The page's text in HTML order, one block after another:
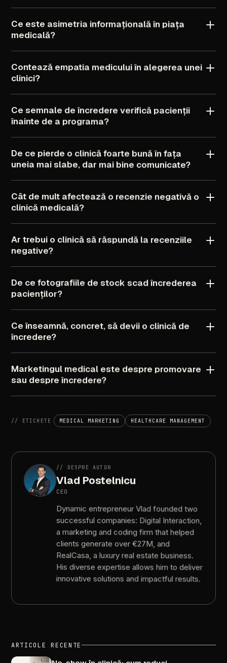
Ce este asimetria informaționalăîn piața
medicală?
Contează empatia mediculuiîn alegerea unei
clinici?
Ce semnale de încredere verifică pacienții
înainte de a programa?
De ce pierde o clinicăfoarte bunăîn fața
uneia maislabe, dar mai bine comunicate?
Cât de mult afectează o recenzie negativă o
clinică medicală?
Ar trebui o clinicăsă răspundă la recenziile
negative?
De ce fotografiile de stock scad încrederea
pacienților?
Ce înseamnă, concret,să devii o clinică de
încredere?
Marketingul medical este despre promovare
sau despre încredere?
// ETICHETE MEDICAL MARKETING HEALTHCARE MANAGEMENT
// DESPRE AUTOR
Vlad Postelnicu
CEO
Dynamic entrepreneur Vlad founded two
successful companies: Digital Interaction,
a marketing and coding firm that helped
clients generate over €27M, and
RealCasa, a luxury real estate business.
His diverse expertise allows him to deliver
innovative solutions and impactful results.
ARTICOLE RECENTE